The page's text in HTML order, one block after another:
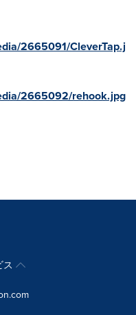
2665091/CleverTap.j
2665092/rehook.jpg